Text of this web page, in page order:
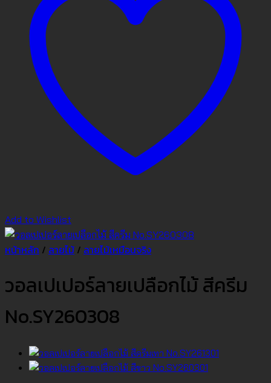
Add to Wishlist
หน้าหลัก / ลายไม้ / ลายไม้เหมือนจริง
วอลเปเปอร์ลายเปลือกไม้ สีครีม
No.SY260308